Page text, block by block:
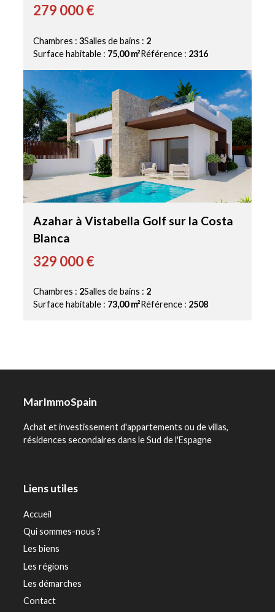
279 000 €
Chambres :3Salles de bains : 2
Surface habitable : 75,00 m²Référence : 2316
Azahar à Vistabella Golf sur la Costa
Blanca
329 000 €
Chambres : 2Salles de bains : 2
Surface habitable : 73,00 m²Référence : 2508
MarImmoSpain
Achat et investissement d'appartements ou de villas,
résidences secondaires dans le Sud de l'Espagne
Liens utiles
Accueil
Qui sommes-nous ?
Les biens
Les régions
Les démarches
Contact